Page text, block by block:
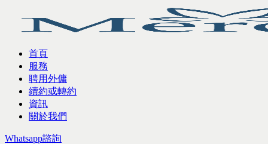
首頁
服務
聘用外傭
續約或轉約
資訊
關於我們
Whatsapp諮詢